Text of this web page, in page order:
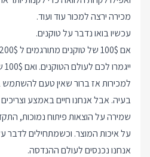
מכירה ירצה למכור עוד ועוד.
עכשיו בואו נדבר על טוקנים.
למכירות אז ברור שאין טעם להשתמש
בעיה. אבל אנחנו חיים באמצע
שמירה על הוצאות פיתוח נמוכות,
על איכות המוצר. וכשמתחילים לדבר על
אנחנו נכנסים לעולם ההנדסה.